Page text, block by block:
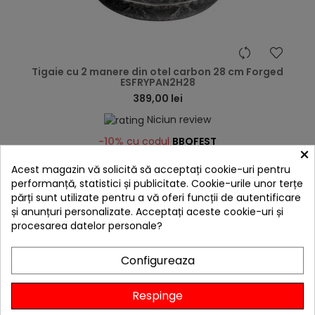
Tigaie cu 2 manere din otel carbon 28 cm Forged
ESFRYPAN2H28
389,00 lei
Niciun review
-10%cu codulBBQFEST
Adaugă în Coș
4 ALTE PRODUSE IN ACEEASI
CATEGORIE:
×
Acest magazin vă solicită să acceptați cookie-uri pentru
performanță, statistici și publicitate. Cookie-urile unor terțe
părți sunt utilizate pentru a vă oferi funcții de autentificare
și anunțuri personalizate. Acceptați aceste cookie-uri și
procesarea datelor personale?
Configureaza
Respinge